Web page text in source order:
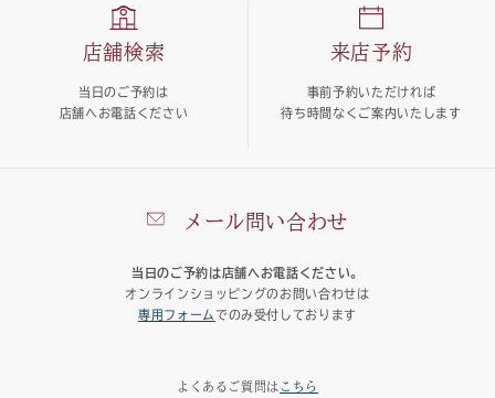
メール問い合わせ
当日のご予約は店舗へお電話ください。
オンラインショッピングのお問い合わせは
専用フォーム でのみ受付しております
店舗検索
当日のご予約は
店舗へお電話ください
来店予約
事前予約いただければ
待ち時間なくご案内いたします
よくあるご質問は こちら